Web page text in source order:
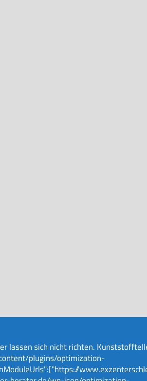
lassen sich nicht richten.
plugins/optimization-